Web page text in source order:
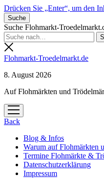
Drücken Sie „Enter“, um den
Suche
Suche Flohmarkt-
Flohmarkt-Troedelmarkt.de
8. August 2026
Auf Flohmärkten und
Menü
öffnen
Back
Blog & Infos
Warum auf Flohmärkten
Termine Flohmärkte &
Datenschutzerklärung
Impressum